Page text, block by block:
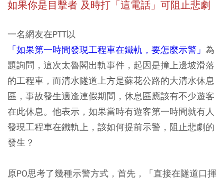
如果你是目擊者 及時打「這電話」可阻止悲劇
一名網友在PTT以
「如果第一時間發現工程車在鐵軌，要怎麼示警」 為
題詢問，這次太魯閣出軌事件，起因是撞上邊坡滑落
的工程車，而清水隧道上方是蘇花公路的大清水休息
區，事故發生適逢連假期間，休息區應該有不少遊客
在此休息。他表示，如果當時有遊客第一時間就有人
發現工程車在鐵軌上，該如何提前示警，阻止悲劇的
發生？
原PO思考了幾種示警方式，首先，「直接在隧道口揮